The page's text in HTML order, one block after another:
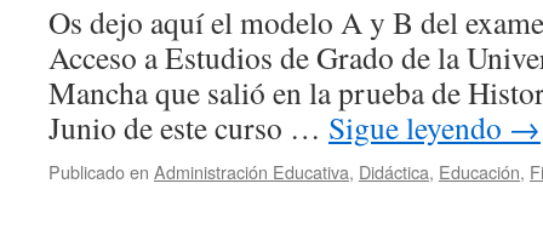
Os dejo aquí el modelo A y B del
Acceso a Estudios de Grado de la
Mancha que salió en la prueba de
Junio de este curso … Sigue leyendo →
Publicado en Administración Educativa, Didáctica, Educación,